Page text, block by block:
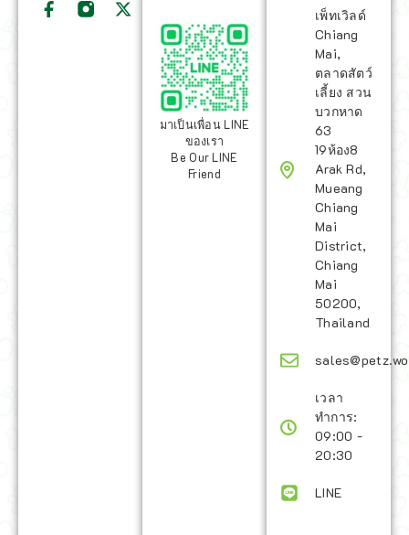
มาเป็นเพื่อน LINE
ของเรา
Be Our LINE
Friend
เพ็ทเวิลด์
Chiang
Mai,
ตลาดสัตว์
เลี้ยง สวน
บวกหาด
63
19ห้อง8
Arak Rd,
Mueang
Chiang
Mai
District,
Chiang
Mai
50200,
Thailand
เวลา
ทำการ:
09:00 -
20:30
LINE